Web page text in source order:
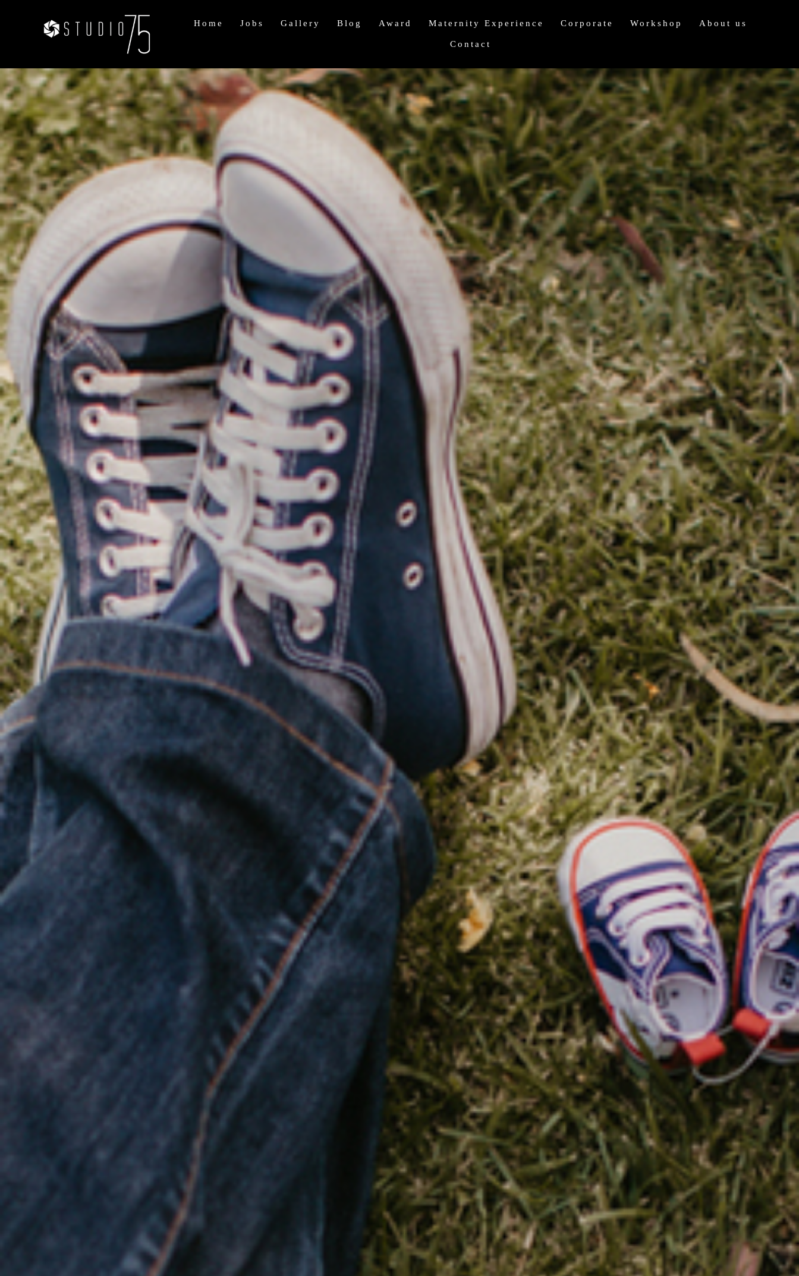
Home Jobs Gallery Blog Award Maternity Experience Corporate Workshop About us
Contact